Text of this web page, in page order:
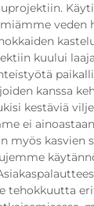
veden
kuului
kanssa
kestäviä
ei
myös kasvien
tehokkuutta